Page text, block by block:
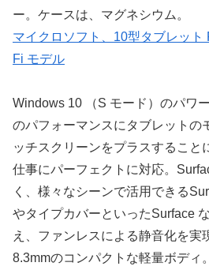
ー。ケースは、マグネシウム。
マイクロソフト、10型タブレット
Fi モデル
Windows 10 （S モード）のパワ
のパフォーマンスにタブレットの
ッチスクリーンをプラスすること
仕事にパーフェクトに対応。
く、様々なシーンで活用できる
やタイプカバーといったSurface
え、ファンレスによる静音化を実
8.3mmのコンパクトな軽量ボディ。